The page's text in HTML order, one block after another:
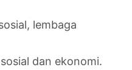
lembaga
dan ekonomi.